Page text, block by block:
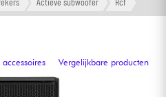
Vergelijkbare producten